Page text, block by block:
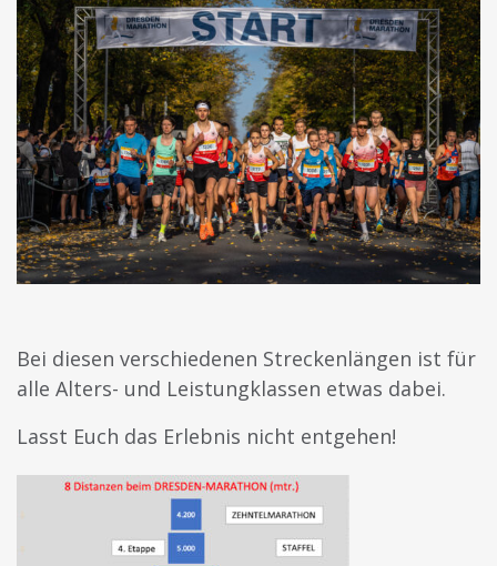
Bei diesen verschiedenen Streckenlängen ist für
alle Alters- und Leistungklassen etwas dabei.
Lasst Euch das Erlebnis nicht entgehen!